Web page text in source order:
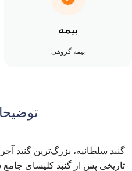
بیمه
بیمه گروهی
گنبد سلطانیه، بزرگ‌ترین گنبد
تاریخی پس از گنبد کلیسای جامع